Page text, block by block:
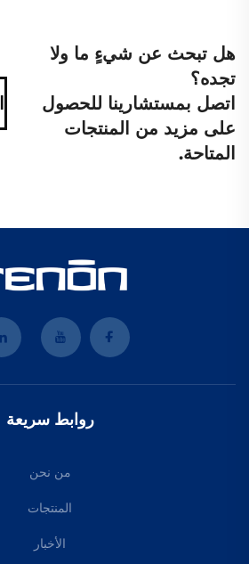
هل تبحث عن شيءٍ ما ولا
تجده؟
اتصل بمستشارينا للحصول
على مزيد من المنتجات
المتاحة.
روابط سريعة
من نحن
المنتجات
الأخبار